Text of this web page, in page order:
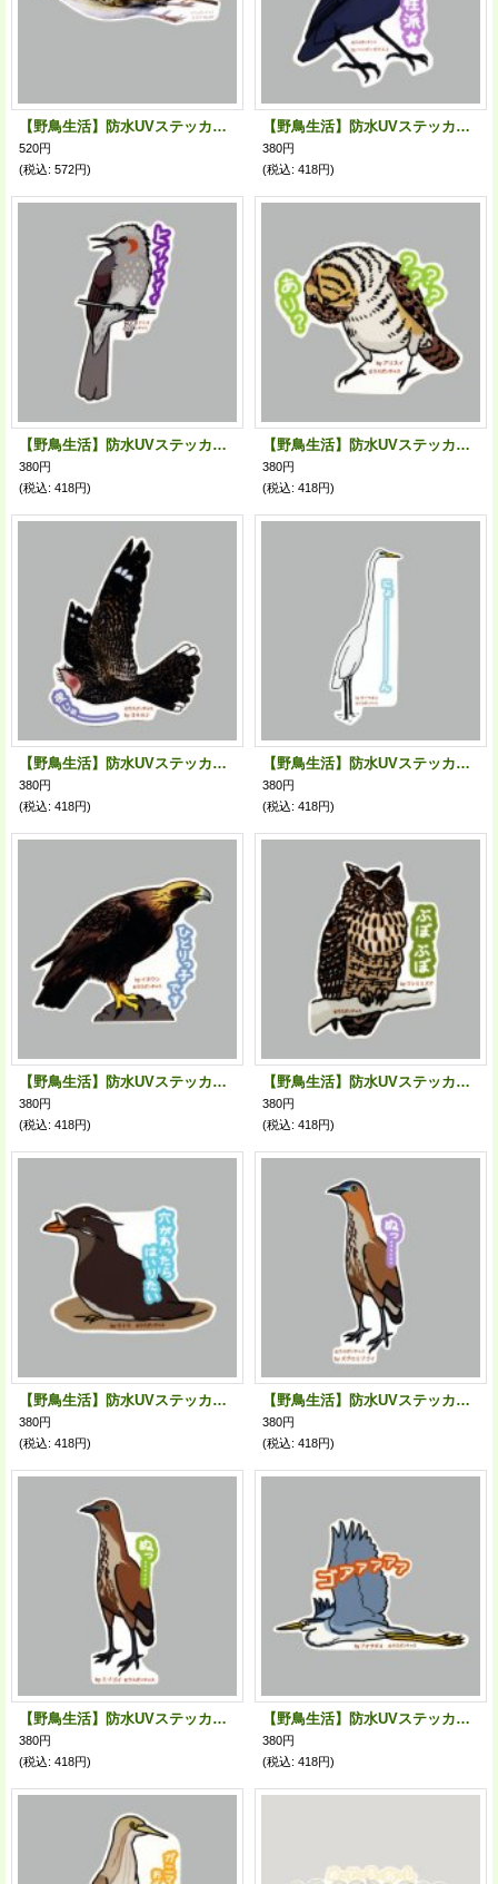
【野鳥生活】防水UVステッカー「スズメ09」送料180円
520円
(税込: 572円)
【野鳥生活】防水UVステッカー「知性派★」送料180円
380円
(税込: 418円)
【野鳥生活】防水UVステッカー「ヒイィィィィ」送料180円
380円
(税込: 418円)
【野鳥生活】防水UVステッカー「？？？？あり？」送料180円
380円
(税込: 418円)
【野鳥生活】防水UVステッカー「夜じゃーーーー」送料180円
380円
(税込: 418円)
【野鳥生活】防水UVステッカー「にょーーーーん」送料180円
380円
(税込: 418円)
【野鳥生活】防水UVステッカー「ひとりっ子です」送料180円
380円
(税込: 418円)
【野鳥生活】防水UVステッカー「ぶぼぶぼ」送料180円
380円
(税込: 418円)
【野鳥生活】防水UVステッカー「穴があったらはいりたい」送料180円
380円
(税込: 418円)
【野鳥生活】防水UVステッカー「ぬっ……」送料180円
380円
(税込: 418円)
【野鳥生活】防水UVステッカー「ぬっ……」送料180円
380円
(税込: 418円)
【野鳥生活】防水UVステッカー「ゴアァァァァ」送料180円
380円
(税込: 418円)